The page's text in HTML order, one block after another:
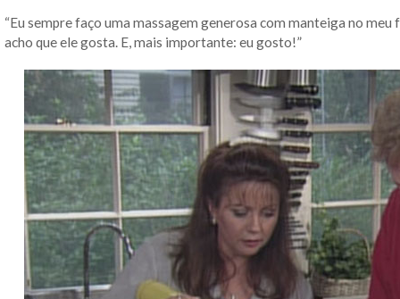
“Eu sempre faço uma massagem generosa com manteiga no
acho que ele gosta. E, mais importante: eu gosto!”